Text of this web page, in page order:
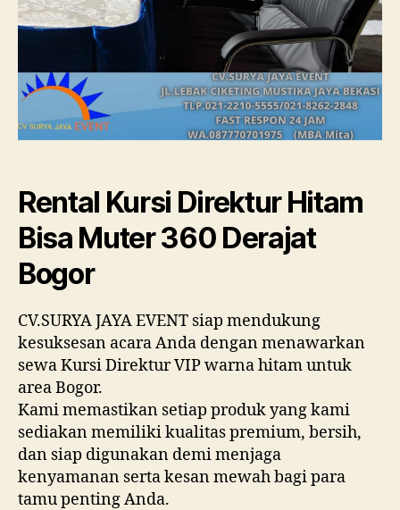
Rental Kursi Direktur Hitam
Bisa Muter 360 Derajat
Bogor
CV.SURYA JAYA EVENT siap mendukung
kesuksesan acara Anda dengan menawarkan
sewa Kursi Direktur VIP warna hitam untuk
area Bogor.
Kami memastikan setiap produk yang kami
sediakan memiliki kualitas premium, bersih,
dan siap digunakan demi menjaga
kenyamanan serta kesan mewah bagi para
tamu penting Anda.